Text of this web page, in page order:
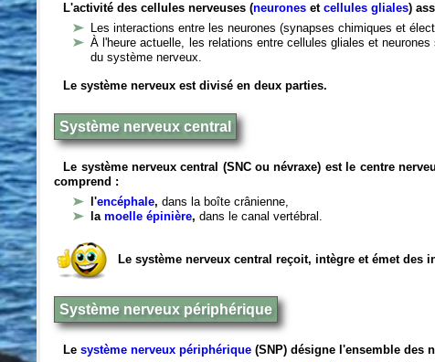
L'activité des cellules nerveuses (neurones etcellules gliales)
Les interactions entre les neurones (synapses chimiques et
À l'heure actuelle, les relations entre cellules gliales et
du système nerveux.
Le système nerveux est divisé en deux parties.
Système nerveux central
Le système nerveux central (SNC ou névraxe) est le centre
comprend :
l'encéphale,dans la boîte crânienne,
lamoelle épinière,dans le canal vertébral.
Le système nerveux central reçoit, intègre et émet des
Système nerveux périphérique
Lesystème nerveux périphérique (SNP) désigne l'ensemble des